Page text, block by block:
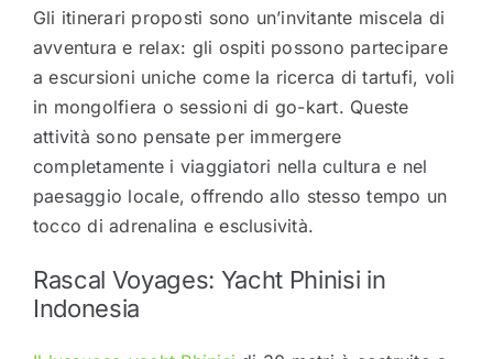
Gli itinerari proposti sono un’invitante miscela di
avventura e relax: gli ospiti possono partecipare
a escursioni uniche come la ricerca di tartufi, voli
in mongolfiera o sessioni di go-kart. Queste
attività sono pensate per immergere
completamente i viaggiatori nella cultura e nel
paesaggio locale, offrendo allo stesso tempo un
tocco di adrenalina e esclusività.
Rascal Voyages: Yacht Phinisi in
Indonesia